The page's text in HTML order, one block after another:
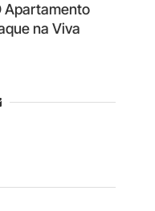
Apartamento
na Viva